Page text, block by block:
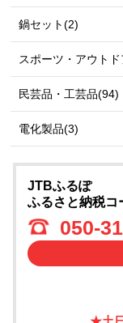
鍋セット(2)
スポーツ・アウト
民芸品・工芸品(94)
電化製品(3)
JTBふるぽ
ふるさと納税コ
050-